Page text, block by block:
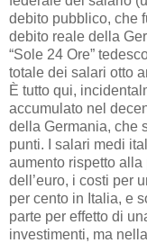
debito pubblico, che
debito reale della
“Sole 24 Ore”
totale dei salari otto
È tutto qui,
accumulato nel
della Germania, che
punti. I salari medi
aumento rispetto
dell’euro, i costi per
per cento in Italia, e
parte per effetto di
investimenti, ma